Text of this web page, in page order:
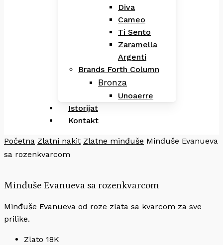
Diva
Cameo
Ti Sento
Zaramella
Argenti
Brands Forth Column
Bronza
Unoaerre
Istorijat
Kontakt
Početna Zlatni nakit Zlatne minđuše Minđuše Evanueva
sa rozenkvarcom
Minđuše Evanueva sa rozenkvarcom
Minđuše Evanueva od roze zlata sa kvarcom za sve
prilike.
Zlato 18K